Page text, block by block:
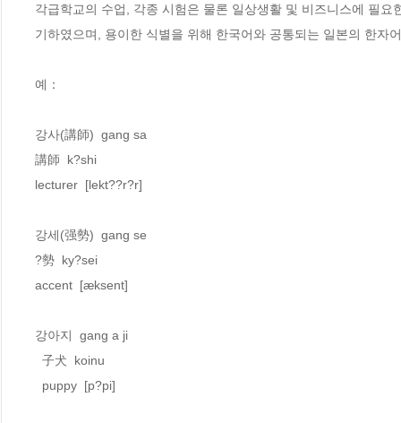
각급학교의 수업, 각종 시험은 물론 일상생활 및 비즈니스에 필
기하였으며, 용이한 식별을 위해 한국어와 공통되는 일본의 한
예：
강사(講師)  gang sa
講師  k?shi
lecturer  [lekt??r?r]
강세(强勢)  gang se
?勢  ky?sei
accent  [æksent]
강아지  gang a ji